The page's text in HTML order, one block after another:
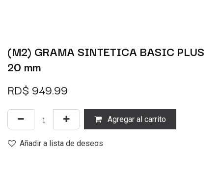
(M2) GRAMA SINTETICA BASIC PLUS
20 mm
RD$ 949.99
Agregar al carrito
Añadir a lista de deseos